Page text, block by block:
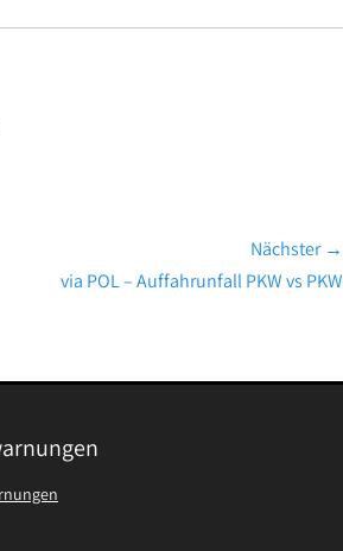
Nächster →
via POL – Auffahrunfall PKW vs PKW